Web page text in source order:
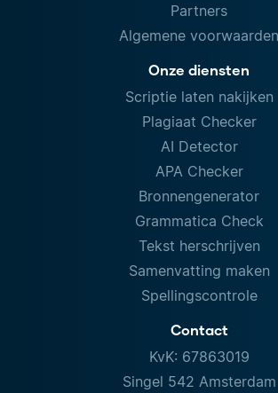
Partners
Algemene voorwaarden
Onze diensten
Scriptie laten nakijken
Plagiaat Checker
AI Detector
APA Checker
Bronnengenerator
Grammatica Check
Tekst herschrijven
Samenvatting maken
Spellingscontrole
Contact
KvK: 67863019
Singel 542 Amsterdam